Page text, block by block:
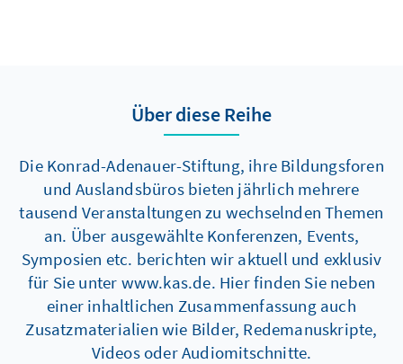
Über diese Reihe
Die Konrad-Adenauer-Stiftung, ihre Bildungsforen
und Auslandsbüros bieten jährlich mehrere
tausend Veranstaltungen zu wechselnden Themen
an. Über ausgewählte Konferenzen, Events,
Symposien etc. berichten wir aktuell und exklusiv
für Sie unter www.kas.de. Hier finden Sie neben
einer inhaltlichen Zusammenfassung auch
Zusatzmaterialien wie Bilder, Redemanuskripte,
Videos oder Audiomitschnitte.